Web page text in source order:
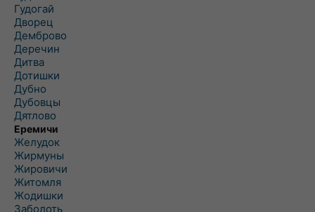
Гудогай
Дворец
Демброво
Деречин
Дитва
Дотишки
Дубно
Дубовцы
Дятлово
Еремичи
Желудок
Жирмуны
Жировичи
Житомля
Жодишки
Заболоть